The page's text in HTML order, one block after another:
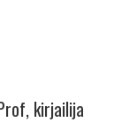
kirjailija